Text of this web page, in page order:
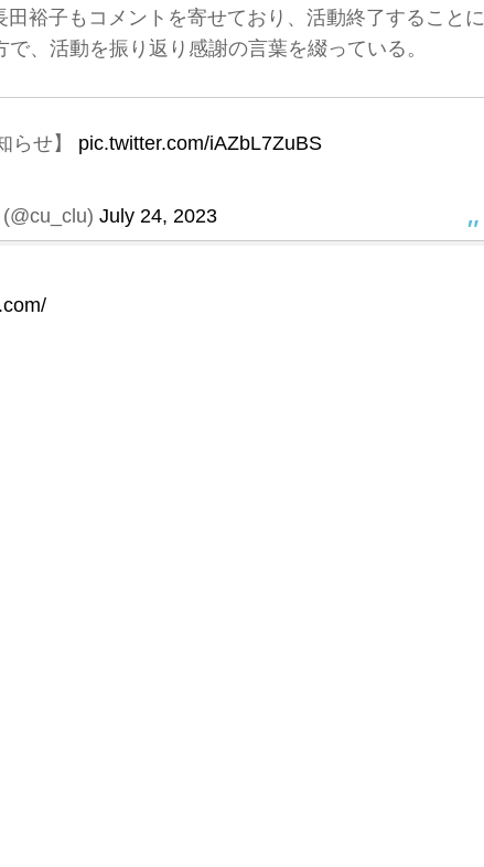
裕子もコメントを寄せており、活動終了することに
、活動を振り返り感謝の言葉を綴っている。
らせ】 pic.twitter.com/iAZbL7ZuBS
July 24, 2023